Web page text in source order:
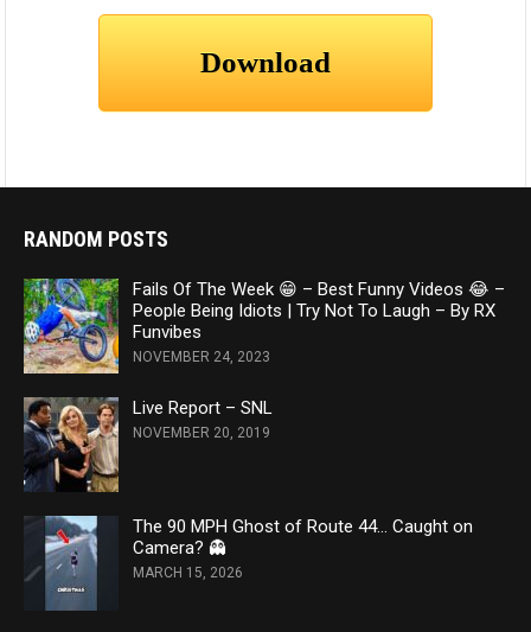
RANDOM POSTS
Fails Of The Week 😁 – Best Funny Videos 😂 –
People Being Idiots | Try Not To Laugh – By RX
Funvibes
NOVEMBER 24, 2023
Live Report – SNL
NOVEMBER 20, 2019
The 90 MPH Ghost of Route 44… Caught on
Camera? 👻
MARCH 15, 2026